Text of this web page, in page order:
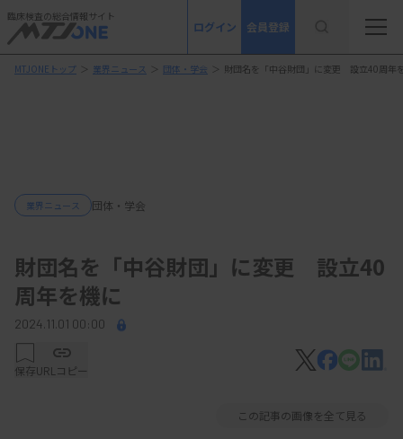
臨床検査の総合情報サイト
ログイン 会員登録
MTJONEトップ ＞ 業界ニュース ＞ 団体・学会 ＞ 財団名を「中谷財団」に変更 設立40周年
業界ニュース 団体・学会
財団名を「中谷財団」に変更 設立40
周年を機に
2024.11.01 00:00
保存URLコピー
この記事の画像を全て見る